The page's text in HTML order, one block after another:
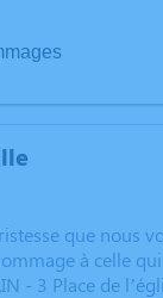
que nous
à celle
- 3 Place de